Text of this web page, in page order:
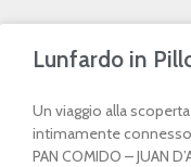
Lunfardo in
Un viaggio alla
intimamente connesso
PAN COMIDO – JUAN